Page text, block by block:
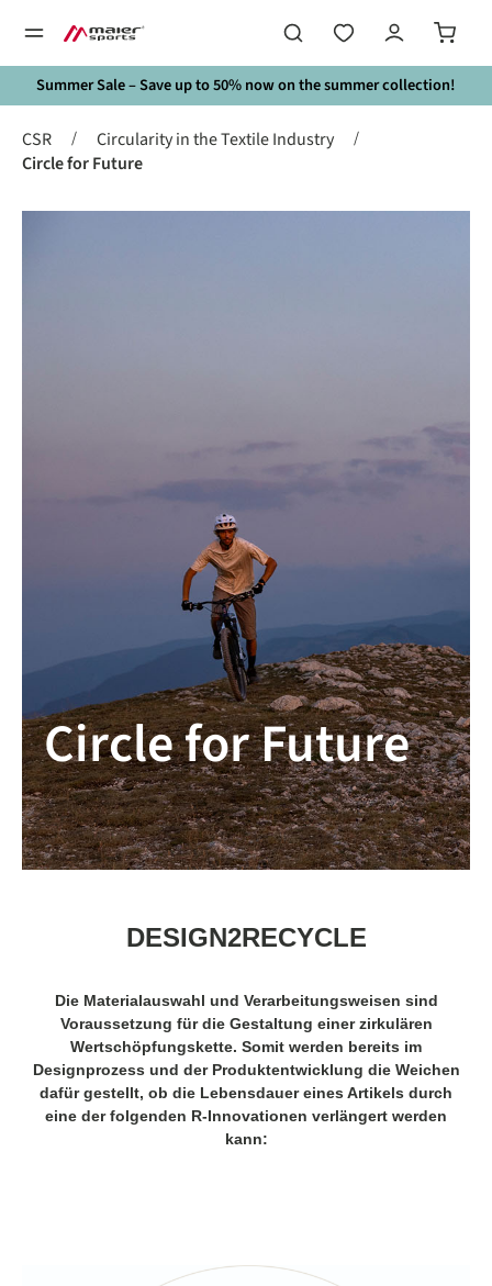
Summer Sale – Save up to 50% now on the summer collection!
CSR / Circularity in the Textile Industry /
Circle for Future
Circle for Future
DESIGN2RECYCLE
Die Materialauswahl und Verarbeitungsweisen sind
Voraussetzung für die Gestaltung einer zirkulären
Wertschöpfungskette. Somit werden bereits im
Designprozess und der Produktentwicklung die Weichen
dafür gestellt, ob die Lebensdauer eines Artikels durch
eine der folgenden R-Innovationen verlängert werden
kann: